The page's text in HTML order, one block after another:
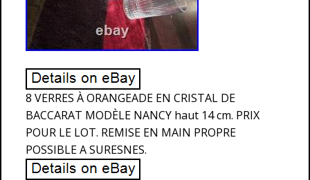
8 VERRES À ORANGEADE EN CRISTAL DE
BACCARAT MODÈLE NANCY haut 14 cm. PRIX
POUR LE LOT. REMISE EN MAIN PROPRE
POSSIBLE A SURESNES.